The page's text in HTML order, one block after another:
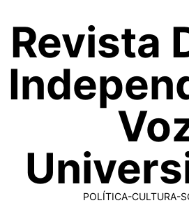
contenido
Revista
POLÍTICA-CULTURA-